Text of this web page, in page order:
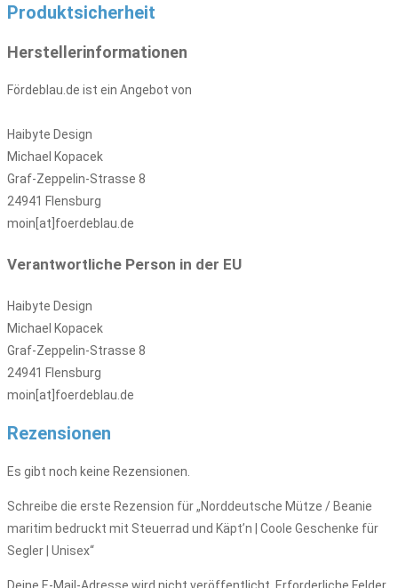
Produktsicherheit
Herstellerinformationen
Fördeblau.de ist ein Angebot von
Haibyte Design
Michael Kopacek
Graf-Zeppelin-Strasse 8
24941 Flensburg
moin[at]foerdeblau.de
Verantwortliche Person in der EU
Haibyte Design
Michael Kopacek
Graf-Zeppelin-Strasse 8
24941 Flensburg
moin[at]foerdeblau.de
Rezensionen
Es gibt noch keine Rezensionen.
Schreibe die erste Rezension für „Norddeutsche Mütze / Beanie
maritim bedruckt mit Steuerrad und Käpt’n | Coole Geschenke für
Segler | Unisex“